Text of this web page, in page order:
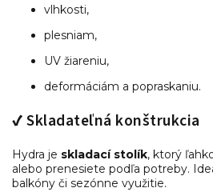
vlhkosti,
plesniam,
UV žiareniu,
deformáciám a popraskaniu.
✔ Skladateľná konštrukcia
Hydra je skladací stolík, ktorý
alebo prenesiete podľa potreby.
balkóny či sezónne využitie.